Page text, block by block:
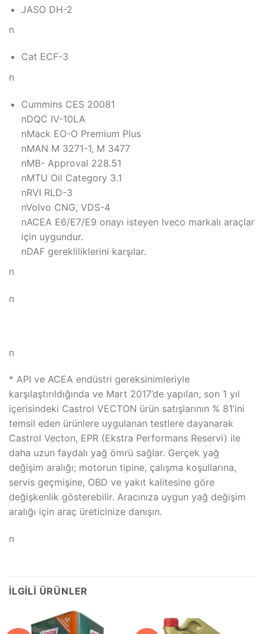
JASO DH-2
n
Cat ECF-3
n
Cummins CES 20081
nDQC IV-10LA
nMack EO-O Premium Plus
nMAN M 3271-1, M 3477
nMB- Approval 228.51
nMTU Oil Category 3.1
nRVI RLD-3
nVolvo CNG, VDS-4
nACEA E6/E7/E9 onayı isteyen Iveco markalı araçlar
için uygundur.
nDAF gerekliliklerini karşılar.
n
n
n
* API ve ACEA endüstri gereksinimleriyle
karşılaştırıldığında ve Mart 2017’de yapılan, son 1 yıl
içerisindeki Castrol VECTON ürün satışlarının % 81’ini
temsil eden ürünlere uygulanan testlere dayanarak
Castrol Vecton, EPR (Ekstra Performans Reservi) ile
daha uzun faydalı yağ ömrü sağlar. Gerçek yağ
değişim aralığı; motorun tipine, çalışma koşullarına,
servis geçmişine, OBD ve yakıt kalitesine göre
değişkenlik gösterebilir. Aracınıza uygun yağ değişim
aralığı için araç üreticinize danışın.
n
İLGILI ÜRÜNLER